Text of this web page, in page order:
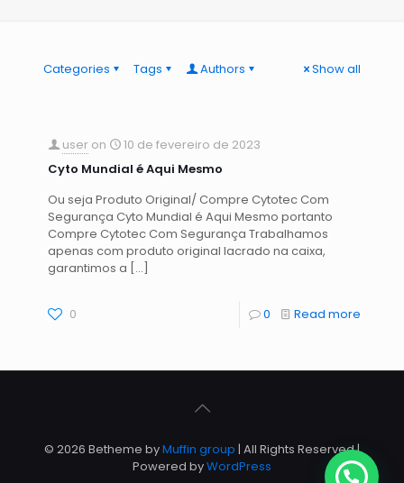
Categories Tags Authors Show all
user on
10 de fevereiro de 2023
Cyto Mundial é Aqui Mesmo
Ou seja Produto Original/ Compre Cytotec Com
Segurança Cyto Mundial é Aqui Mesmo portanto
Compre Cytotec Com Segurança Trabalhamos
apenas com produto original lacrado na caixa,
garantimos a […]
0 0 Read more
© 2026 Betheme byMuffin group | All Rights Reserved |
Powered byWordPress